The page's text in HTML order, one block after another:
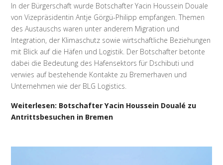
In der Bürgerschaft wurde Botschafter Yacin Houssein Douale
von Vizepräsidentin Antje Görgü-Philipp empfangen. Themen
des Austauschs waren unter anderem Migration und
Integration, der Klimaschutz sowie wirtschaftliche Beziehungen
mit Blick auf die Häfen und Logistik. Der Botschafter betonte
dabei die Bedeutung des Hafensektors für Dschibuti und
verwies auf bestehende Kontakte zu Bremerhaven und
Unternehmen wie der BLG Logistics.
Weiterlesen: Botschafter Yacin Houssein Doualé zu
Antrittsbesuchen in Bremen